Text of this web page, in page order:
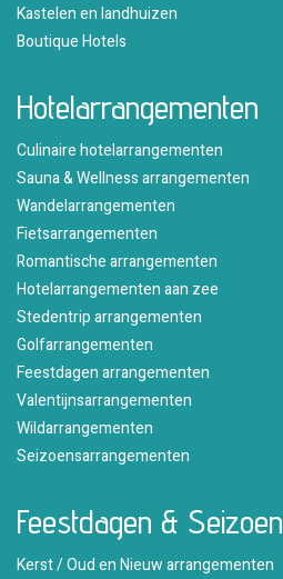
Kastelen en landhuizen
Boutique Hotels
Hotelarrangementen
Culinaire hotelarrangementen
Sauna & Wellness arrangementen
Wandelarrangementen
Fietsarrangementen
Romantische arrangementen
Hotelarrangementen aan zee
Stedentrip arrangementen
Golfarrangementen
Feestdagen arrangementen
Valentijnsarrangementen
Wildarrangementen
Seizoensarrangementen
Feestdagen & Seizoen
Kerst / Oud en Nieuw arrangementen